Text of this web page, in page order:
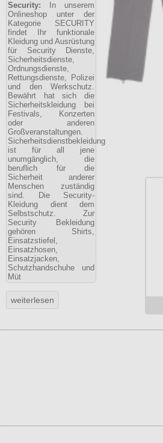
Security: In unserem
Onlineshop unter der
Kategorie SECURITY
findet Ihr funktionale
Kleidung und Ausrüstung
für Security Dienste,
Sicherheitsdienste,
Ordnungsdienste,
Rettungsdienste, Polizei
und den Werkschutz.
Bewährt hat sich die
Sicherheitskleidung bei
Festivals, Konzerten
oder anderen
Großveranstaltungen.
Sicherheitsdienstbekleidung
ist für all jene
unumgänglich, die
beruflich für die
Sicherheit anderer
Menschen zuständig
sind. Die Security-
Kleidung dient dem
Selbstschutz. Zur
Security Bekleidung
gehören Shirts,
Einsatzstiefel,
Einsatzhosen,
Einsatzjacken,
Schutzhandschuhe und
Müt